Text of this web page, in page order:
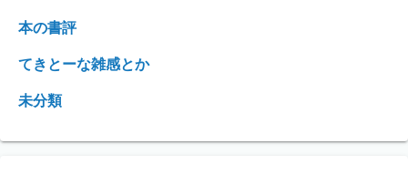
本の書評
てきとーな雑感とか
未分類